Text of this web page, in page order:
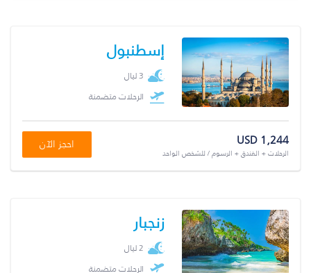
إسطنبول
3 ليال
الرحلات متضمنة
USD 1,244
الرحلات + الفندق + الرسوم / للشخص الواحد
احجز الآن
زنجبار
2 ليال
الرحلات متضمنة